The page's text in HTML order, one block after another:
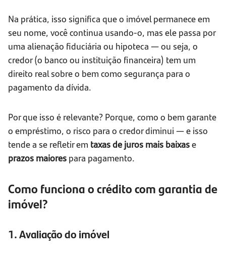
Na prática, isso significa que o imóvel permanece em
seu nome, você continua usando-o, mas ele passa por
uma alienação fiduciária ou hipoteca — ou seja, o
credor (o banco ou instituição financeira) tem um
direito real sobre o bem como segurança para o
pagamento da dívida.
Por que isso é relevante? Porque, como o bem garante
o empréstimo, o risco para o credor diminui — e isso
tende a se refletir em taxas de juros mais baixase
prazos maiores para pagamento.
Como funciona o crédito com garantia de
imóvel?
1. Avaliação do imóvel